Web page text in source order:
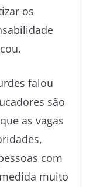
os
falou
são
as vagas
com
muito